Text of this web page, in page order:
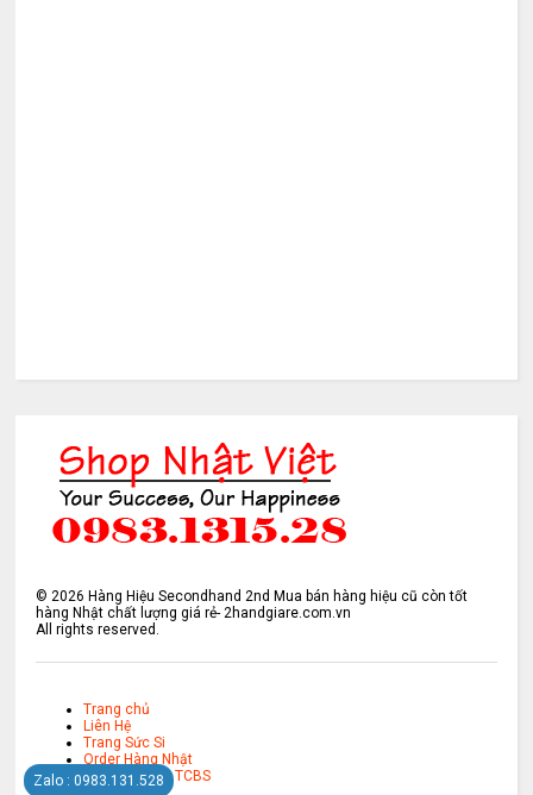
© 2026 Hàng Hiệu Secondhand 2nd Mua bán hàng hiệu cũ còn tốt
hàng Nhật chất lượng giá rẻ- 2handgiare.com.vn
All rights reserved.
Trang chủ
Liên Hệ
Trang Sức Si
Order Hàng Nhật
Mở Tài Khoản TCBS
Zalo : 0983.131.528